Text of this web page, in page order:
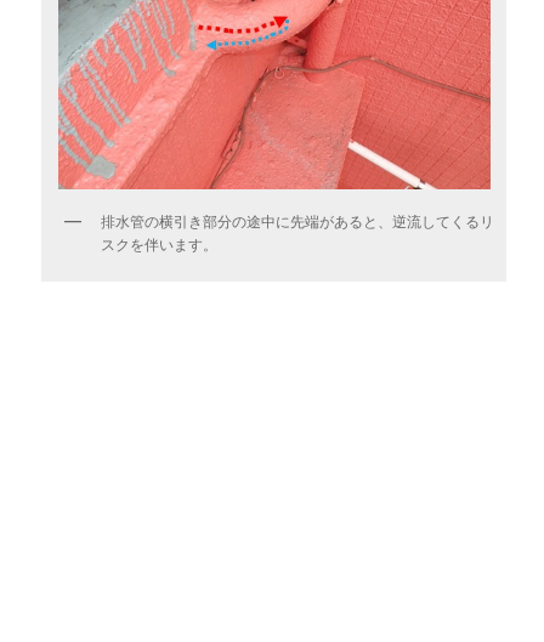
排水管の横引き部分の途中に先端があると、逆流してくるリ
スクを伴います。